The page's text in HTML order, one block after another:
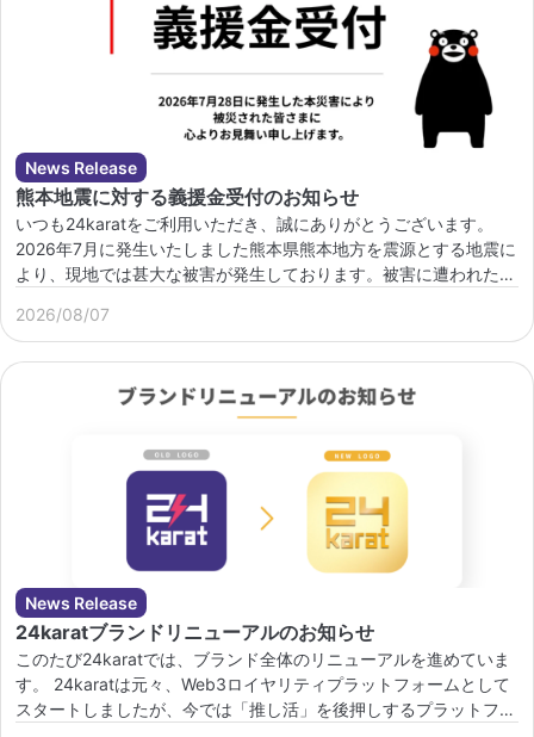
News Release
熊本地震に対する義援金受付のお知らせ
いつも24karatをご利用いただき、誠にありがとうございます。
2026年7月に発生いたしました熊本県熊本地方を震源とする地震に
より、現地では甚大な被害が発生しております。被害に遭われた皆
2026/08/07
News Release
24karatブランドリニューアルのお知らせ
このたび24karatでは、ブランド全体のリニューアルを進めていま
す。 24karatは元々、Web3ロイヤリティプラットフォームとして
スタートしましたが、今では「推し活」を後押しするプラットフォ